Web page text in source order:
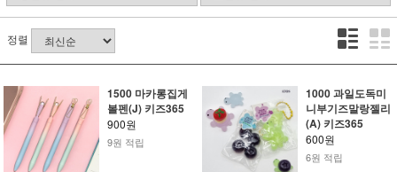
정렬
1500 마카롱집게
볼펜(J) 키즈365
900원
9원 적립
1000 과일도독미
니부기즈말랑젤리
(A) 키즈365
600원
6원 적립